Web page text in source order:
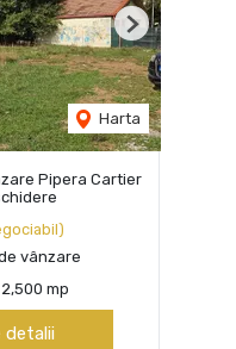
Harta
Next
Pipera Cartier
vânzare
2,500 mp
detalii